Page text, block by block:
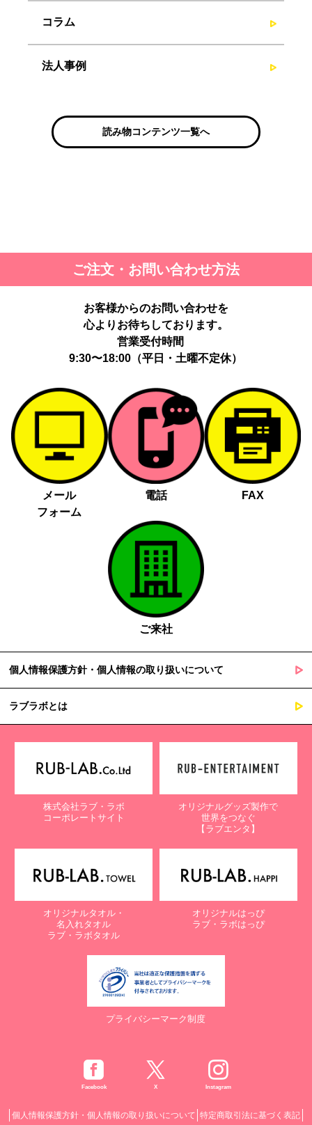
コラム
法人事例
読み物コンテンツ一覧へ
ご注文・お問い合わせ方法
お客様からのお問い合わせを
心よりお待ちしております。
営業受付時間
9:30〜18:00（平日・土曜不定休）
メール
フォーム
電話 FAX
ご来社
個人情報保護方針・個人情報の取り扱いについて
ラブラボとは
株式会社ラブ・ラボ
コーポレートサイト
オリジナルグッズ製作で
世界をつなぐ
【ラブエンタ】
オリジナルタオル・
名入れタオル
ラブ・ラボタオル
オリジナルはっぴ
ラブ・ラボはっぴ
プライバシーマーク制度
Facebook X Instagram
個人情報保護方針・個人情報の取り扱いについて 特定商取引法に基づく表記